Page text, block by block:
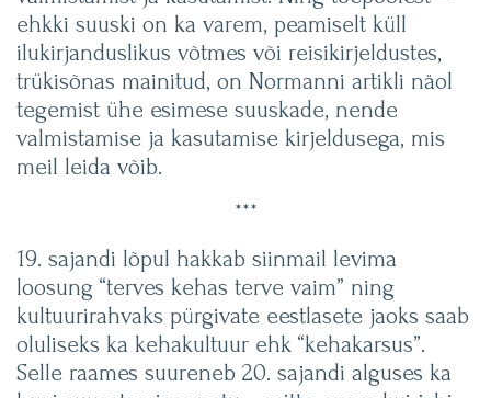
ehkki suuski on ka varem, peamiselt küll
ilukirjanduslikus võtmes või reisikirjeldustes,
trükisõnas mainitud, on Normanni artikli näol
tegemist ühe esimese suuskade, nende
valmistamise ja kasutamise kirjeldusega, mis
meil leida võib.
***
19. sajandi lõpul hakkab siinmail levima
loosung “terves kehas terve vaim” ning
kultuurirahvaks pürgivate eestlasete jaoks saab
oluliseks ka kehakultuur ehk “kehakarsus”.
Selle raames suureneb 20. sajandi alguses ka